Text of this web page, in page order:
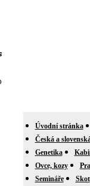
Úvodní stránka
Česká a
Genetika
Ovce, kozy
Semináře
Skot